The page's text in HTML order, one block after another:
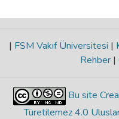
| FSM Vakıf Üniversitesi |
Rehber |
Bu site
Türetilemez 4.0